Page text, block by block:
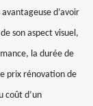
d’avoir
son aspect visuel,
la durée de
prix rénovation de
coût d’un